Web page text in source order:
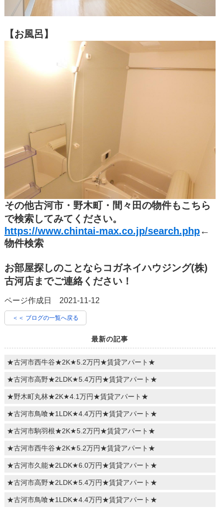
【お風呂】
その他古河市・野木町・間々田の物件もこちら
で検索してみてください。
https://www.chintai-max.co.jp/search.php←
物件検索
お部屋探しのことならコガネイハウジング(株)
古河店までご連絡ください！
ページ作成日 2021-11-12
＜＜ ブログの一覧へ戻る
最新の記事
★古河市西牛谷★2K★5.2万円★賃貸アパート★
★古河市高野★2LDK★5.4万円★賃貸アパート★
★野木町丸林★2K★4.1万円★賃貸アパート★
★古河市鳥喰★1LDK★4.4万円★賃貸アパート★
★古河市駒羽根★2K★5.2万円★賃貸アパート★
★古河市西牛谷★2K★5.2万円★賃貸アパート★
★古河市久能★2LDK★6.0万円★賃貸アパート★
★古河市高野★2LDK★5.4万円★賃貸アパート★
★古河市鳥喰★1LDK★4.4万円★賃貸アパート★